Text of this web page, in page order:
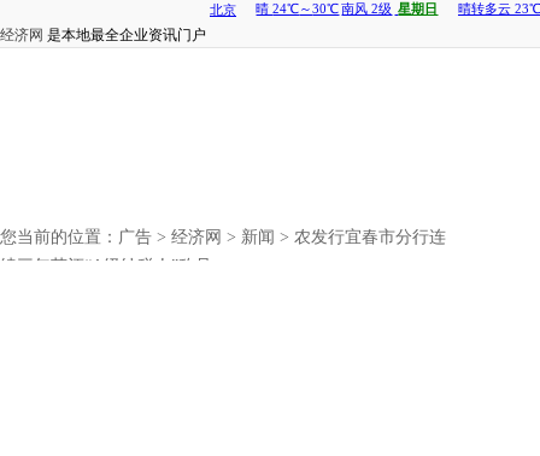
经济网 是本地最全企业资讯门户
您当前的位置： 广告 > 经济网 > 新闻 > 农发行宜春市分行连
续三年获评“A级纳税人”称号